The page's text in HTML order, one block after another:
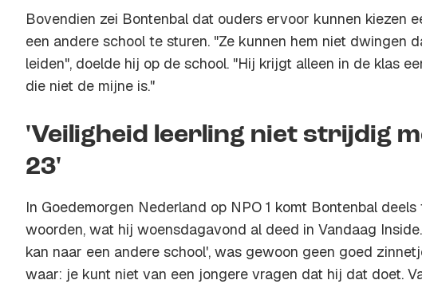
Bovendien zei Bontenbal dat ouders ervoor kunnen kiezen
een andere school te sturen. "Ze kunnen hem niet dwingen
leiden", doelde hij op de school. "Hij krijgt alleen in de klas
die niet de mijne is."
'Veiligheid leerling niet strijdig
23'
In Goedemorgen Nederland op NPO 1 komt Bontenbal
woorden, wat hij woensdagavond al deed in Vandaag
kan naar een andere school', was gewoon geen goed
waar: je kunt niet van een jongere vragen dat hij dat doet.